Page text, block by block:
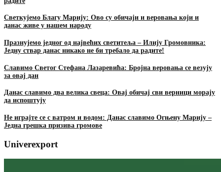
Светкујемо Благу Марију: Ово су обичаји и веровања који и
данас живе у нашем народу
Празнујемо једног од највећих светитеља – Илију Громовника:
Једну ствар данас никако не би требало да радите!
Славимо Светог Стефана Лазаревића: Бројна веровања се везују
за овај дан
Данас славимо два велика свеца: Овај обичај сви верници морају
да испоштују
Не играјте се с ватром и водом: Данас славимо Огњену Марију –
Једна грешка призива громове
Univerexport